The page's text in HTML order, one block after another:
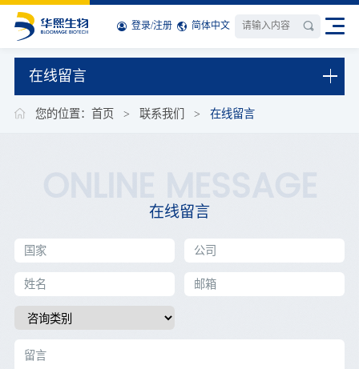
登录/注册 简体中文
在线留言
您的位置：首页 > 联系我们 > 在线留言
ONLINE MESSAGE
在线留言